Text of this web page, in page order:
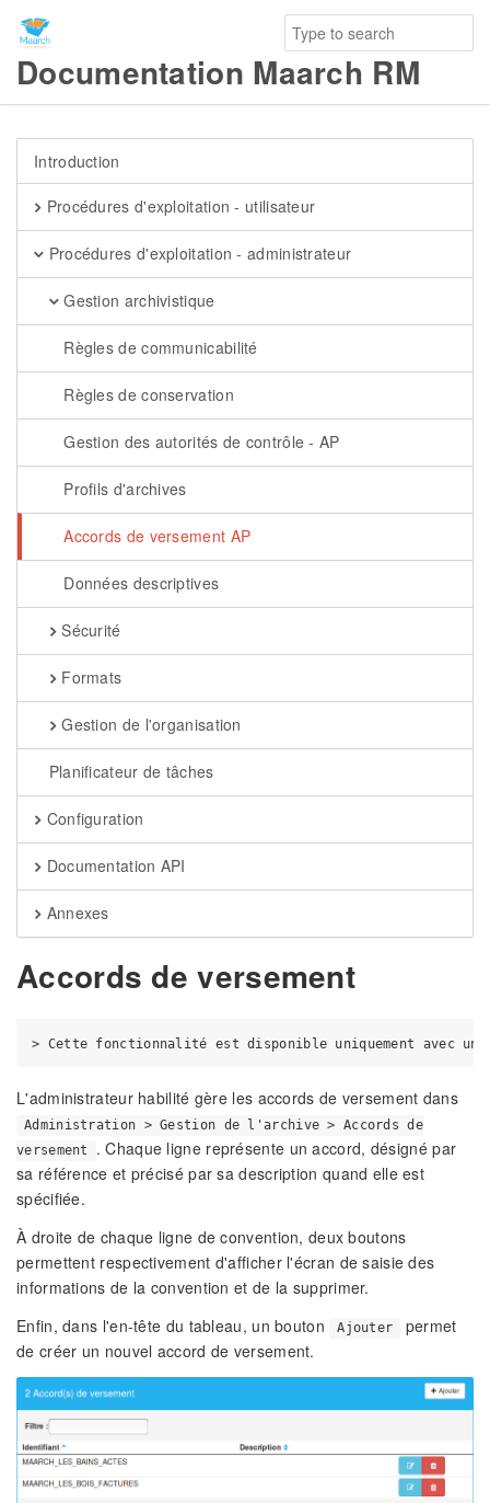
Documentation Maarch RM
Introduction
Procédures d'exploitation - utilisateur
Procédures d'exploitation - administrateur
Gestion archivistique
Règles de communicabilité
Règles de conservation
Gestion des autorités de contrôle - AP
Profils d'archives
Accords de versement AP
Données descriptives
Sécurité
Formats
Gestion de l'organisation
Planificateur de tâches
Configuration
Documentation API
Annexes
Accords de versement
L'administrateur habilité gère les accords de versement dans
Administration > Gestion de l'archive > Accords de
versement
. Chaque ligne représente un accord, désigné par
sa référence et précisé par sa description quand elle est
spécifiée.
À droite de chaque ligne de convention, deux boutons
permettent respectivement d'afficher l'écran de saisie des
informations de la convention et de la supprimer.
Enfin, dans l'en-tête du tableau, un bouton
Ajouter
permet
de créer un nouvel accord de versement.